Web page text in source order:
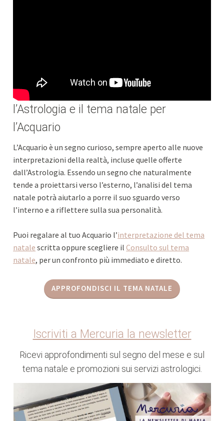
l’Astrologia e il tema natale per
l’Acquario
L’Acquario è un segno curioso, sempre aperto alle nuove
interpretazioni della realtà, incluse quelle offerte
dall’Astrologia. Essendo un segno che naturalmente
tende a proiettarsi verso l’esterno, l’analisi del tema
natale potrà aiutarlo a porre il suo sguardo verso
l’interno e a riflettere sulla sua personalità.
Puoi regalare al tuo Acquario l’interpretazione del tema
natale scritta oppure scegliere ilConsulto sul tema
natale, per un confronto più immediato e diretto.
APPROFONDISCI IL TEMA NATALE
Iscriviti a Mercuria la newsletter
Ricevi approfondimenti sul segno del mese e sul
tema natale e promozioni sui servizi astrologici.